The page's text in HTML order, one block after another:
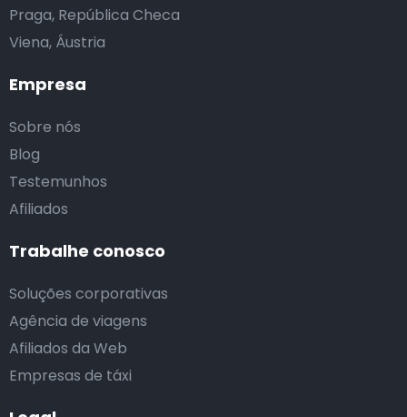
Empresa
Sobre nós
Blog
Testemunhos
Afiliados
Trabalhe conosco
Soluções corporativas
Agência de viagens
Afiliados da Web
Empresas de táxi
Praga, República Checa
Viena, Áustria